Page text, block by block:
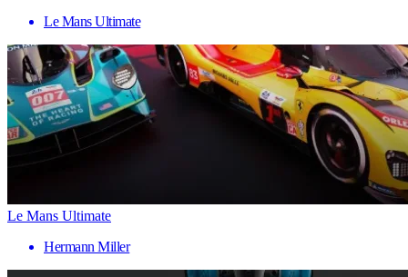
Le Mans Ultimate
Le Mans Ultimate
Hermann Miller